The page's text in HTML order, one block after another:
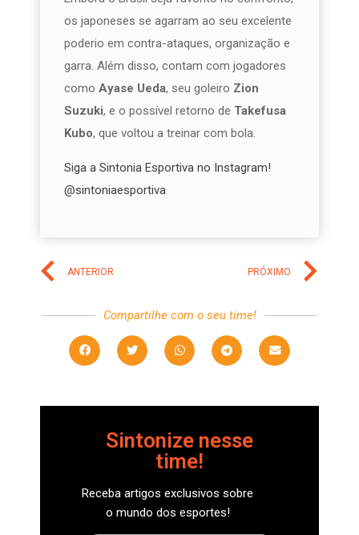
os japoneses se agarram ao seu excelente
poderio em contra-ataques, organização e
garra. Além disso, contam com jogadores
como Ayase Ueda, seu goleiro Zion
Suzuki, e o possível retorno de Takefusa
Kubo, que voltou a treinar com bola.
Siga a Sintonia Esportiva no Instagram!
@sintoniaesportiva
ANTERIOR PRÓXIMO
Compartilhe com o seu time!
Sintonize nesse
time!
Receba artigos exclusivos sobre
o mundo dos esportes!